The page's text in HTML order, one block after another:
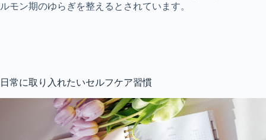
ルモン期のゆらぎを整えるとされています。
日常に取り入れたいセルフケア習慣